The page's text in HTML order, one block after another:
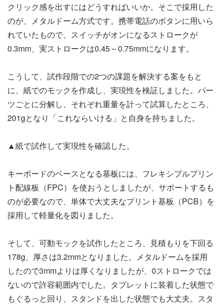
クリック感を出すにはどうすればいいか。そこで採用した
のが、メタルドーム方式です。携帯電話のボタンに用いら
れていたもので、スイッチがオンになるストロークが
0.3mm、実ストロークは0.45～0.75mmになります。
こうして、試作段階での2つの課題を解決する案をもと
に、紙でのモックを作成し、実現性を検証しました。パー
ツごとに分解し、それぞれ重量を計って試算したところ、
201gとなり「これならいける」と自身を持ちました。
▲紙で試作して実現性を確認した。
キーボードのベースとなる基板には、フレキシブルプリン
ト配線板（FPC）を使おうとしましたが、サポートするも
のが必要なので、単体で大丈夫なプリント基板（PCB）を
採用して軽量化を図りました。
そして、可動モックを試作したところ、見積もりを下回る
178g、厚さは3.2mmとなりました。メタルドームを採用
したので3mmよりは厚くなりましたが、0ストロークでは
ないので許容範囲内でした。タブレットに装着した状態で
もぐるっと回り、スタンドを出した状態でも大丈夫。スタ